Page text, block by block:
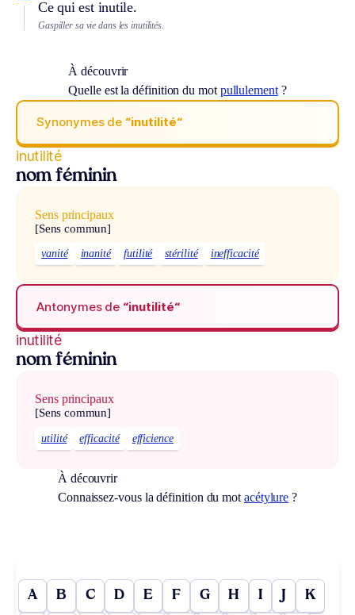
Ce qui est inutile.
Gaspiller sa vie dans les inutilités.
À découvrir
Quelle est la définition du mot pullulement?
Synonymes de “inutilité“
inutilité
nom féminin
Sens principaux
[Sens commun]
vanité inanité futilité stérilité inefficacité
Antonymes de “inutilité“
inutilité
nom féminin
Sens principaux
[Sens commun]
utilité efficacité efficience
À découvrir
Connaissez-vous la définition du mot acétylure ?
A B C D E F G H I J K